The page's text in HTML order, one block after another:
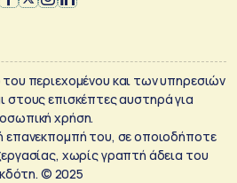
περιεχομένου και των υπηρεσιών
στους επισκέπτες αυστηρά για
χρήση.
επανεκπομπή του, σε οποιοδήποτε
χωρίς γραπτή άδεια του
© 2025